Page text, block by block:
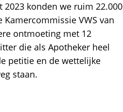
2023 konden we ruim 22.000
VWS van
ontmoeting met 12
die als Apotheker heel
petitie en de wettelijke
staan.